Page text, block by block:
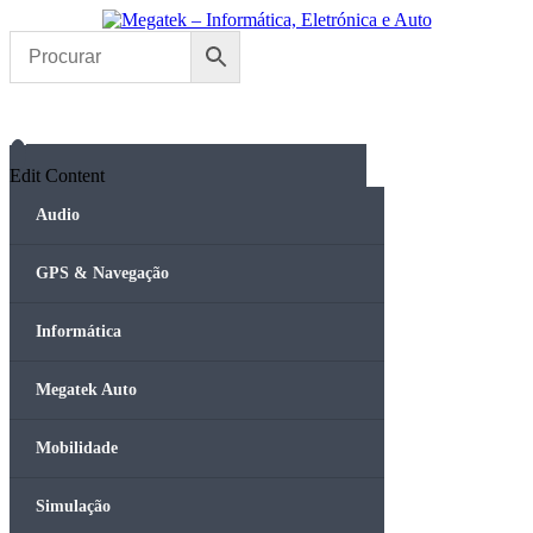
content
Edit Content
Audio
GPS & Navegação
Informática
Megatek Auto
Mobilidade
Simulação